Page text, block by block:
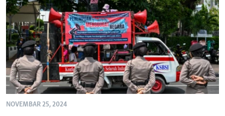
NOVEMBAR 25, 2024